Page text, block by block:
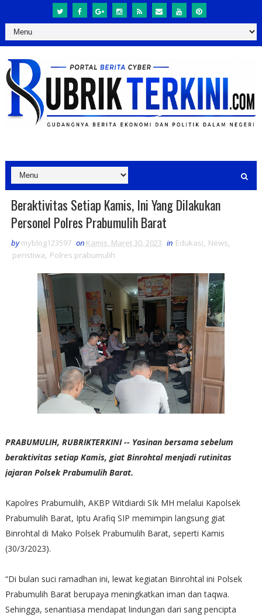
Beraktivitas Setiap Kamis, Ini Yang Dilakukan
Personel Polres Prabumulih Barat
by myblog123597 on Kamis, Maret 30, 2023 in Edukasi, News,
peristiwa, Polres prabumulih
PRABUMULIH, RUBRIKTERKINI -- Yasinan bersama sebelum
beraktivitas setiap Kamis, giat Binrohtal menjadi rutinitas
jajaran Polsek Prabumulih Barat.
Kapolres Prabumulih, AKBP Witdiardi SIk MH melalui Kapolsek
Prabumulih Barat, Iptu Arafiq SIP memimpin langsung giat
Binrohtal di Mako Polsek Prabumulih Barat, seperti Kamis
(30/3/2023).
“Di bulan suci ramadhan ini, lewat kegiatan Binrohtal ini Polsek
Prabumulih Barat berupaya meningkatkan iman dan taqwa.
Sehingga, senantiasa mendapat lindungan dari sang pencipta